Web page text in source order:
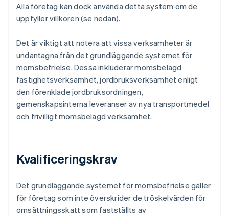
Alla företag kan dock använda detta system om de
uppfyller villkoren (se nedan).
Det är viktigt att notera att vissa verksamheter är
undantagna från det grundläggande systemet för
momsbefrielse. Dessa inkluderar momsbelagd
fastighetsverksamhet, jordbruksverksamhet enligt
den förenklade jordbruksordningen,
gemenskapsinterna leveranser av nya transportmedel
och frivilligt momsbelagd verksamhet.
Kvalificeringskrav
Det grundläggande systemet för momsbefrielse gäller
för företag som inte överskrider de tröskelvärden för
omsättningsskatt som fastställts av